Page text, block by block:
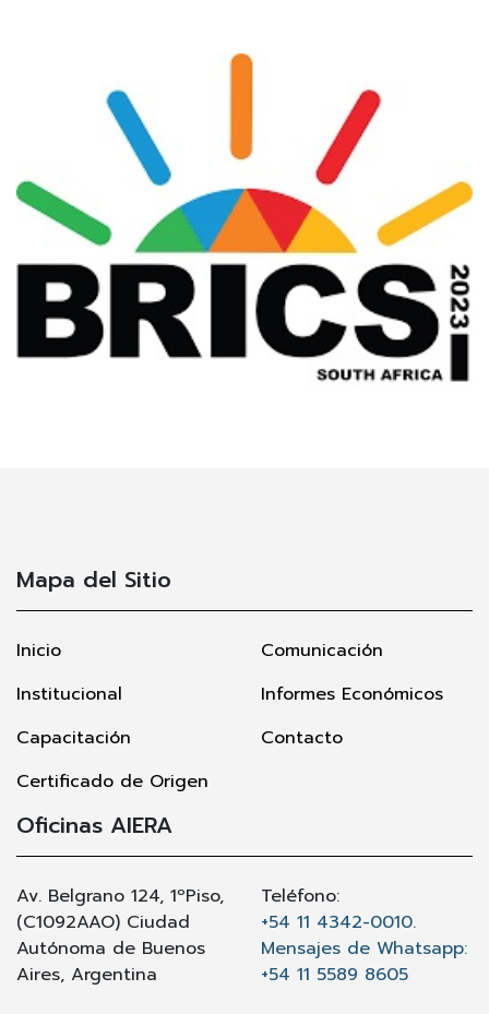
Mapa del Sitio
Inicio
Institucional
Capacitación
Certificado de Origen
Comunicación
Informes Económicos
Contacto
Oficinas AIERA
Av. Belgrano 124, 1ºPiso,
(C1092AAO) Ciudad
Autónoma de Buenos
Aires, Argentina
Teléfono:
+54 11 4342-0010.
Mensajes de Whatsapp:
+54 11 5589 8605